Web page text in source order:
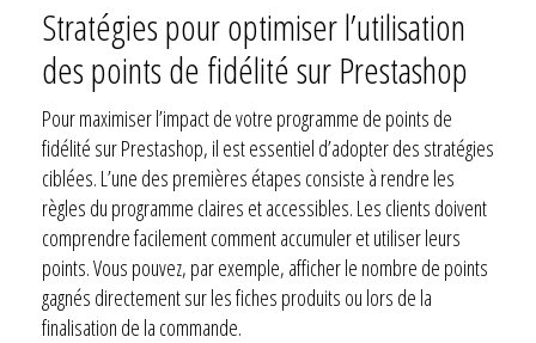
Stratégies pour optimiser l’utilisation
des points de fidélité sur Prestashop
Pour maximiser l’impact de votre programme de points de
fidélité sur Prestashop, il est essentiel d’adopter des stratégies
ciblées. L’une des premières étapes consiste à rendre les
règles du programme claires et accessibles. Les clients doivent
comprendre facilement comment accumuler et utiliser leurs
points. Vous pouvez, par exemple, afficher le nombre de points
gagnés directement sur les fiches produits ou lors de la
finalisation de la commande.